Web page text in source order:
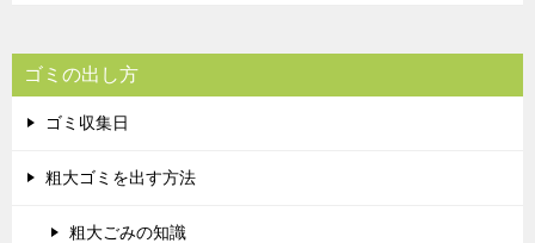
ゴミの出し方
ゴミ収集日
粗大ゴミを出す方法
粗大ごみの知識